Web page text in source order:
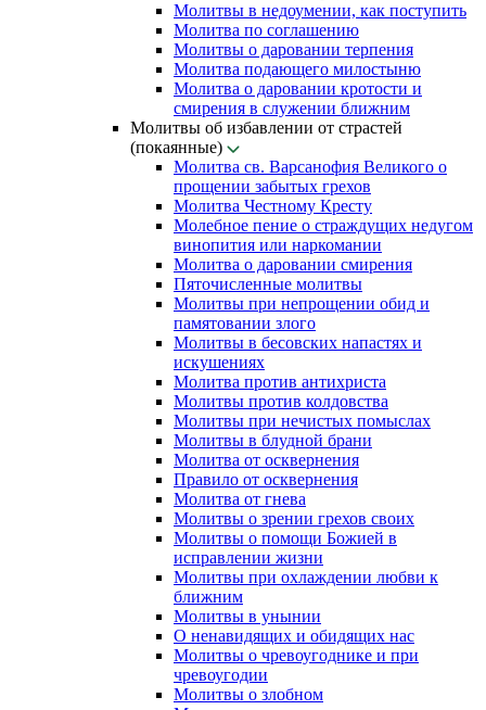
Молитвы в недоумении, как поступить
Молитва по соглашению
Молитвы о даровании терпения
Молитва подающего милостыню
Молитва о даровании кротости и
смирения в служении ближним
Молитвы об избавлении от страстей
(покаянные)
Молитва св. Варсанофия Великого о
прощении забытых грехов
Молитва Честному Кресту
Молебное пение о страждущих недугом
винопития или наркомании
Молитва о даровании смирения
Пяточисленные молитвы
Молитвы при непрощении обид и
памятовании злого
Молитвы в бесовских напастях и
искушениях
Молитва против антихриста
Молитвы против колдовства
Молитвы при нечистых помыслах
Молитвы в блудной брани
Молитва от осквернения
Правило от осквернения
Молитва от гнева
Молитвы о зрении грехов своих
Молитвы о помощи Божией в
исправлении жизни
Молитвы при охлаждении любви к
ближним
Молитвы в унынии
О ненавидящих и обидящих нас
Молитвы о чревоугоднике и при
чревоугодии
Молитвы о злобном